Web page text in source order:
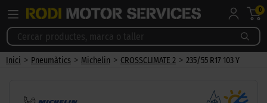
0
Inici > Pneumàtics > Michelin > CROSSCLIMATE 2 > 235/55 R17 103 Y